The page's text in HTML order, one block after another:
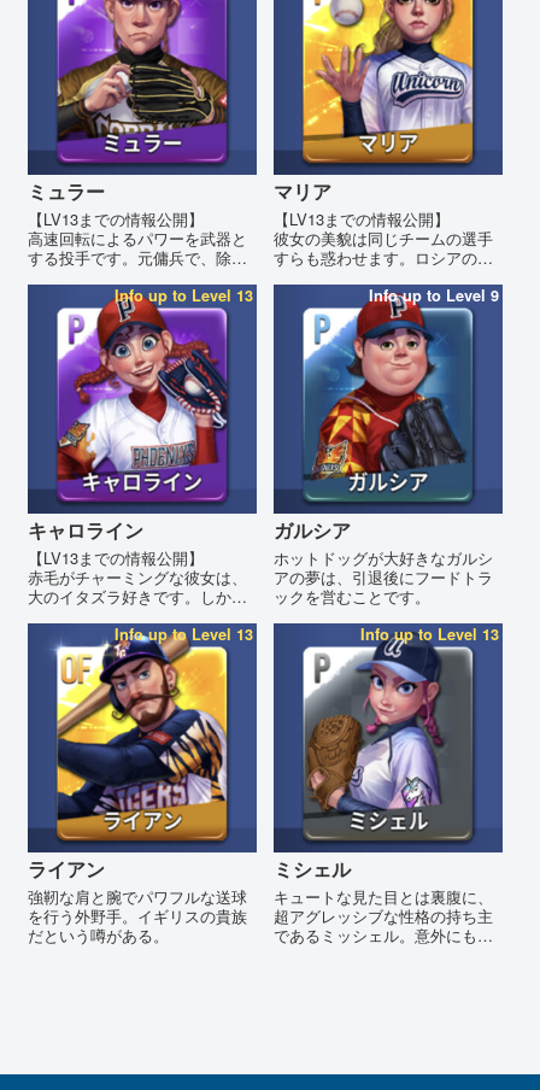
ミュラー
【LV13までの情報公開】
高速回転によるパワーを武器と
する投手です。元傭兵で、除隊
マリア
【LV13までの情報公開】
彼女の美貌は同じチームの選手
すらも惑わせます。ロシアの令
Info up to Level 13
キャロライン
【LV13までの情報公開】
赤毛がチャーミングな彼女は、
大のイタズラ好きです。しか
た制球力を見せます。
Info up to Level 9
ガルシア
ホットドッグが大好きなガルシ
アの夢は、引退後にフードトラ
ックを営むことです。
Info up to Level 13
ライアン
強靭な肩と腕でパワフルな送球
を行う外野手。イギリスの貴族
だという噂がある。
Info up to Level 13
ミシェル
キュートな見た目とは裏腹に、
超アグレッシブな性格の持ち主
であるミッシェル。意外にも、